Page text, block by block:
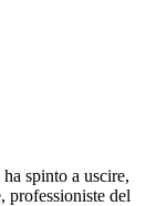
spinto a uscire,
professioniste del